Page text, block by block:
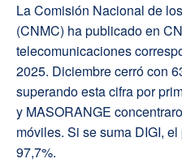
La Comisión Nacional de
(CNMC) ha publicado en
telecomunicaciones
2025. Diciembre cerró con
superando esta cifra por
y MASORANGE
móviles. Si se suma DIGI,
97,7%.